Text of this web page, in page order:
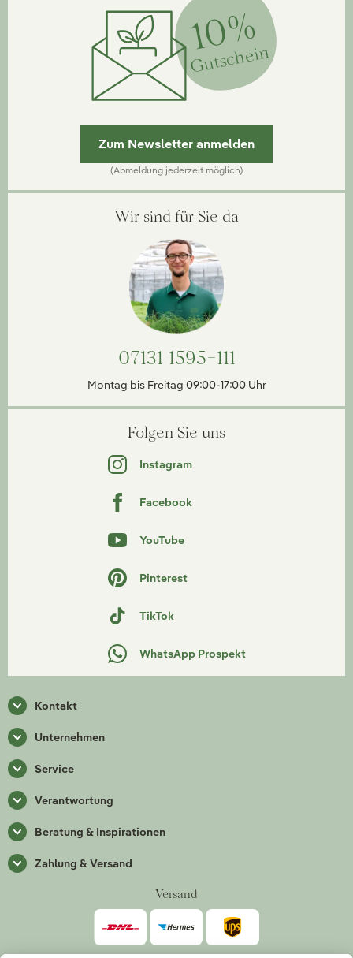
10%
Gutschein
Zum Newsletter anmelden
(Abmeldung jederzeit möglich)
Wir sind für Sie da
07131 1595-111
Montag bis Freitag 09:00-17:00 Uhr
Folgen Sie uns
Instagram
Facebook
YouTube
Pinterest
TikTok
WhatsApp Prospekt
Kontakt
Unternehmen
Service
Verantwortung
Beratung & Inspirationen
Zahlung & Versand
Versand